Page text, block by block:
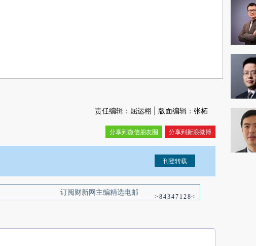
责任编辑：屈运栩 | 版面编辑：张柘
分享到新浪微博
分享到微信朋友圈
关信息。经确认即可刊登转载。订阅财新网主编精选电邮